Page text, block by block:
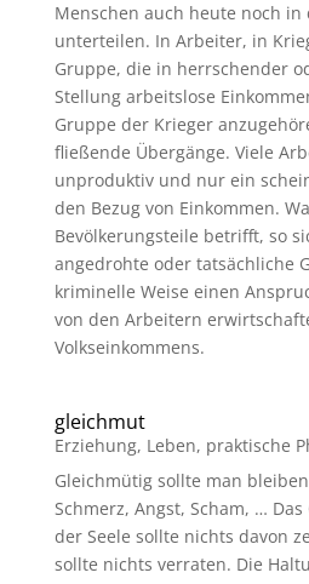
Menschen auch heute noch in
unterteilen. In Arbeiter, in
Gruppe, die in herrschender
Stellung arbeitslose
Gruppe der Krieger
fließende Übergänge. Viele
unproduktiv und nur ein
den Bezug von Einkommen.
Bevölkerungsteile betrifft, so
angedrohte oder tatsächliche
kriminelle Weise einen
von den Arbeitern
Volkseinkommens.
gleichmut
Erziehung, Leben, praktische
Gleichmütig sollte man
Schmerz, Angst, Scham, …
der Seele sollte nichts davon
sollte nichts verraten. Die